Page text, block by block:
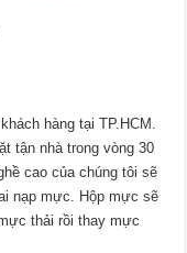
hàng tại TP.HCM.
tận nhà trong vòng 30
cao của chúng tôi sẽ
nạp mực. Hộp mực sẽ
thải rồi thay mực